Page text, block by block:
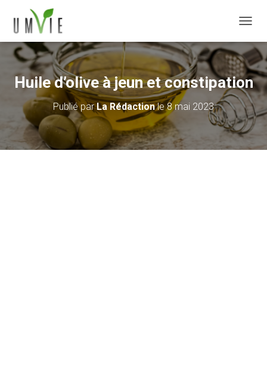
Huile d’olive à jeun et constipation
Publié parLa Rédactionle8 mai 2023